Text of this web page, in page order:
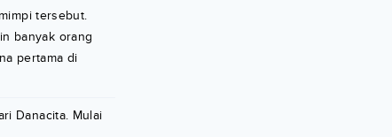
tersebut.
banyak orang
pertama di
Danacita. Mulai